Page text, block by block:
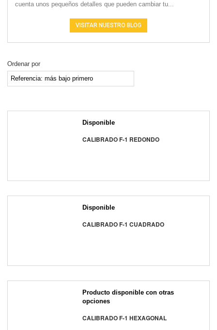
cuenta unos pequeños detalles que pueden cambiar tu...
VISITAR NUESTRO BLOG
Ordenar por
Disponible
CALIBRADO F-1 REDONDO
Disponible
CALIBRADO F-1 CUADRADO
Producto disponible con otras
opciones
CALIBRADO F-1 HEXAGONAL